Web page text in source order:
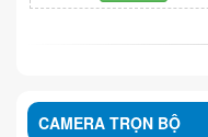
CAMERA TRỌN BỘ